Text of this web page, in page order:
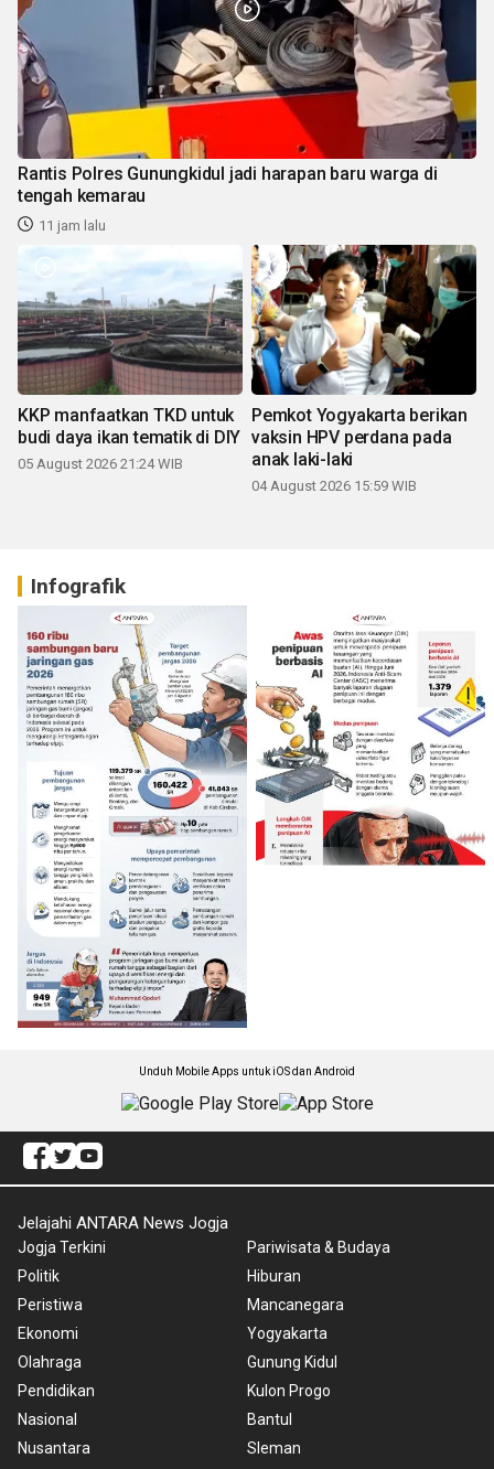
Rantis Polres Gunungkidul jadi harapan baru warga di
tengah kemarau
11 jam lalu
KKP manfaatkan TKD untuk
budi daya ikan tematik di DIY
05 August 2026 21:24 WIB
Pemkot Yogyakarta berikan
vaksin HPV perdana pada
anak laki-laki
04 August 2026 15:59 WIB
Infografik
Unduh Mobile Apps untuk iOS dan Android
Jelajahi ANTARA News Jogja
Jogja Terkini
Politik
Peristiwa
Ekonomi
Olahraga
Pendidikan
Nasional
Nusantara
Pariwisata & Budaya
Hiburan
Mancanegara
Yogyakarta
Gunung Kidul
Kulon Progo
Bantul
Sleman